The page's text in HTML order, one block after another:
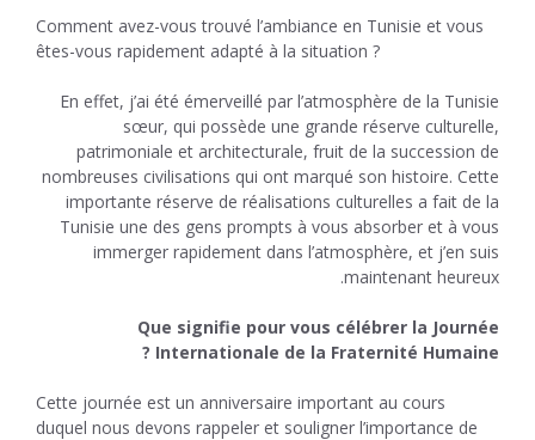
Comment avez-vous trouvé l’ambiance en Tunisie et vous
êtes-vous rapidement adapté à la situation ?
En effet, j’ai été émerveillé par l’atmosphère de la Tunisie
sœur, qui possède une grande réserve culturelle,
patrimoniale et architecturale, fruit de la succession de
nombreuses civilisations qui ont marqué son histoire. Cette
importante réserve de réalisations culturelles a fait de la
Tunisie une des gens prompts à vous absorber et à vous
immerger rapidement dans l’atmosphère, et j’en suis
maintenant heureux.
Que signifie pour vous célébrer la Journée
Internationale de la Fraternité Humaine ?
Cette journée est un anniversaire important au cours
duquel nous devons rappeler et souligner l’importance de